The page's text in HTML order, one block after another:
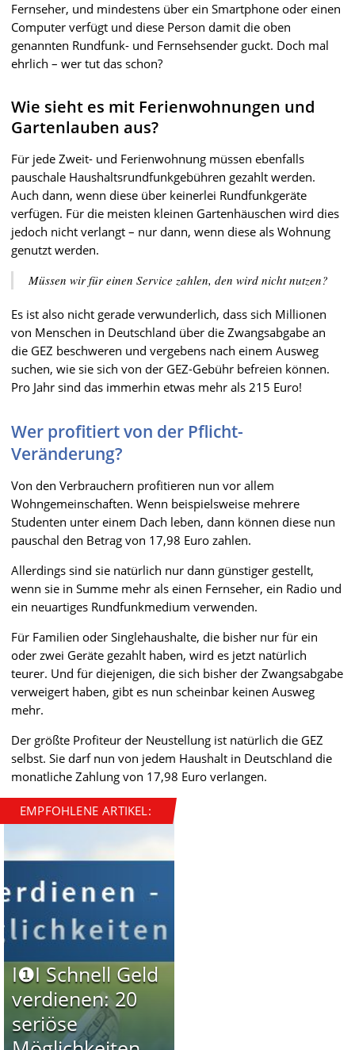
Fernseher, und mindestens über ein Smartphone oder einen
Computer verfügt und diese Person damit die oben
genannten Rundfunk- und Fernsehsender guckt. Doch mal
ehrlich – wer tut das schon?
Wie sieht es mit Ferienwohnungen und
Gartenlauben aus?
Für jede Zweit- und Ferienwohnung müssen ebenfalls
pauschale Haushaltsrundfunkgebühren gezahlt werden.
Auch dann, wenn diese über keinerlei Rundfunkgeräte
verfügen. Für die meisten kleinen Gartenhäuschen wird dies
jedoch nicht verlangt – nur dann, wenn diese als Wohnung
genutzt werden.
Müssen wir für einen Service zahlen, den wird nicht nutzen?
Es ist also nicht gerade verwunderlich, dass sich Millionen
von Menschen in Deutschland über die Zwangsabgabe an
die GEZ beschweren und vergebens nach einem Ausweg
suchen, wie sie sich von der GEZ-Gebühr befreien können.
Pro Jahr sind das immerhin etwas mehr als 215 Euro!
Wer profitiert von der Pflicht-
Veränderung?
Von den Verbrauchern profitieren nun vor allem
Wohngemeinschaften. Wenn beispielsweise mehrere
Studenten unter einem Dach leben, dann können diese nun
pauschal den Betrag von 17,98 Euro zahlen.
Allerdings sind sie natürlich nur dann günstiger gestellt,
wenn sie in Summe mehr als einen Fernseher, ein Radio und
ein neuartiges Rundfunkmedium verwenden.
Für Familien oder Singlehaushalte, die bisher nur für ein
oder zwei Geräte gezahlt haben, wird es jetzt natürlich
teurer. Und für diejenigen, die sich bisher der Zwangsabgabe
verweigert haben, gibt es nun scheinbar keinen Ausweg
mehr.
Der größte Profiteur der Neustellung ist natürlich die GEZ
selbst. Sie darf nun von jedem Haushalt in Deutschland die
monatliche Zahlung von 17,98 Euro verlangen.
EMPFOHLENE ARTIKEL:
I❶I Schnell Geld
verdienen: 20
seriöse